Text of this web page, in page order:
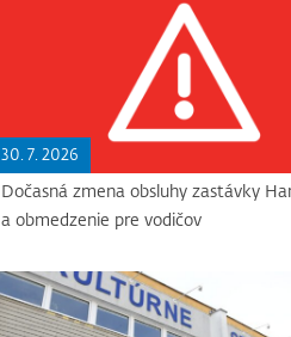
30. 7. 2026
Dočasná zmena obsluhy zastávky
a obmedzenie pre vodičov